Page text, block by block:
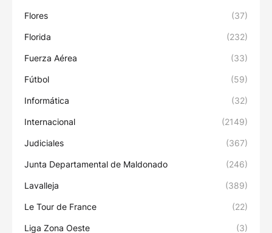
Flores (37)
Florida (232)
Fuerza Aérea (33)
Fútbol (59)
Informática (32)
Internacional (2149)
Judiciales (367)
Junta Departamental de Maldonado (246)
Lavalleja (389)
Le Tour de France (22)
Liga Zona Oeste (3)